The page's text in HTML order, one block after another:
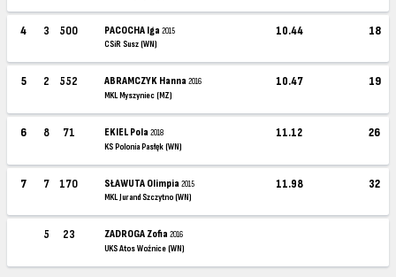
4 3 500 PACOCHA Iga2015
CSiR Susz (WN)
10.44 18
5 2 552 ABRAMCZYK Hanna2016
MKL Myszyniec (MZ)
10.47 19
6 8 71 EKIEL Pola2018
KS Polonia Pasłęk (WN)
11.12 26
7 7 170 SŁAWUTA Olimpia2015
MKL Jurand Szczytno (WN)
11.98 32
5 23 ZADROGA Zofia2016
UKS Atos Woźnice (WN)